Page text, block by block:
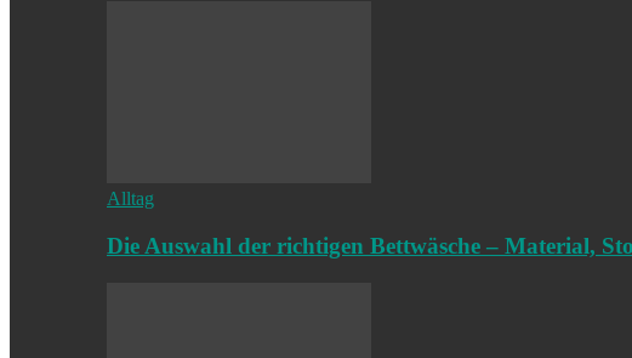
Alltag
Die Auswahl der richtigen Bettwäsche – Material,